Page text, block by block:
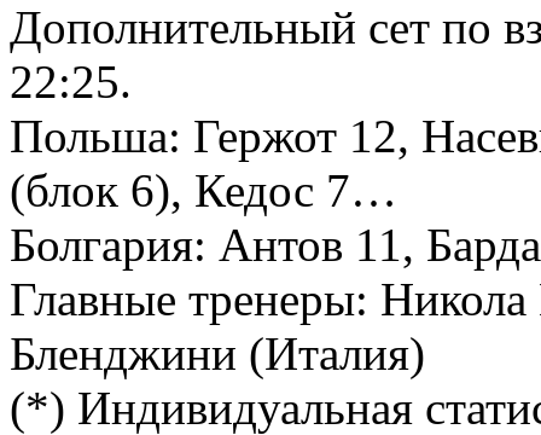
Дополнительный сет по
22:25.
Польша: Гержот 12,
(блок 6), Кедос 7…
Болгария: Антов 11,
Главные тренеры:
Бленджини (Италия)
(*) Индивидуальная